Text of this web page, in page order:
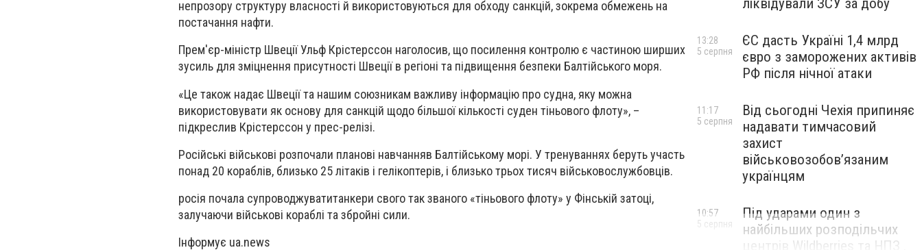
непрозору структуру власності й використовуються для обходу санкцій, зокрема обмежень на
постачання нафти.
Прем'єр-міністр Швеції Ульф Крістерссон наголосив, що посилення контролю є частиною ширших
зусиль для зміцнення присутності Швеції в регіоні та підвищення безпеки Балтійського моря.
«Це також надає Швеції та нашим союзникам важливу інформацію про судна, яку можна
використовувати як основу для санкцій щодо більшої кількості суден тіньового флоту», –
підкреслив Крістерссон у прес-релізі.
Російські військові розпочали планові навчанняв Балтійському морі. У тренуваннях беруть участь
понад 20 кораблів, близько 25 літаків і гелікоптерів, і близько трьох тисяч військовослужбовців.
росія почала супроводжуватитанкери свого так званого «тіньового флоту» у Фінській затоці,
залучаючи військові кораблі та збройні сили.
Інформує ua.news
ліквідували ЗСУ за добу
ЄС дасть Україні 1,4 млрд
євро з заморожених активів
РФ після нічної атаки
13:28
5 серпня
Від сьогодні Чехія припиняє
надавати тимчасовий
захист
військовозобов’язаним
українцям
11:17
5 серпня
Під ударами один з
найбільших розподільчих
центрів Wildberries та НПЗ .
10:57
5 серпня